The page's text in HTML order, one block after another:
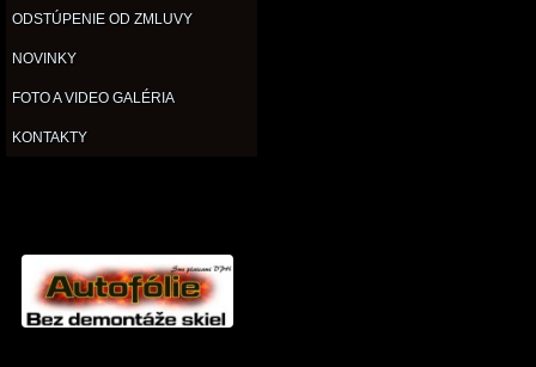
ODSTÚPENIE OD ZMLUVY
NOVINKY
FOTO A VIDEO GALÉRIA
KONTAKTY